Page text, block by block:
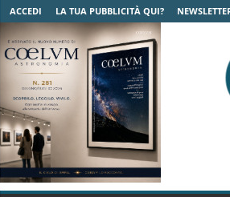
ACCEDI LA TUA PUBBLICITÀ QUI?
C